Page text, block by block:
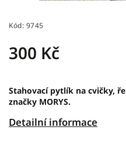
Kód: 9745
300 Kč
Stahovací pytlík na cvičky,
značky MORYS.
Detailní informace